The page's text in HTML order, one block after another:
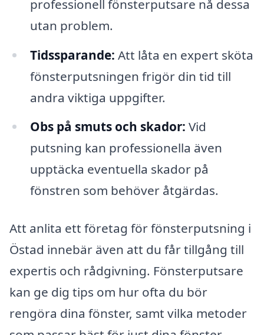
professionell fönsterputsare nå dessa
utan problem.
Tidssparande: Att låta en expert sköta
fönsterputsningen frigör din tid till
andra viktiga uppgifter.
Obs på smuts och skador: Vid
putsning kan professionella även
upptäcka eventuella skador på
fönstren som behöver åtgärdas.
Att anlita ett företag för fönsterputsning i
Östad innebär även att du får tillgång till
expertis och rådgivning. Fönsterputsare
kan ge dig tips om hur ofta du bör
rengöra dina fönster, samt vilka metoder